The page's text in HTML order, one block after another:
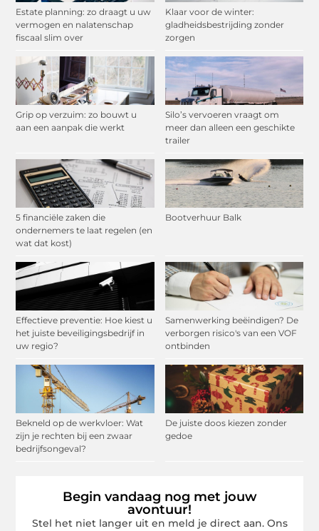
Estate planning: zo draagt u uw
vermogen en nalatenschap
fiscaal slim over
Klaar voor de winter:
gladheidsbestrijding zonder
zorgen
Grip op verzuim: zo bouwt u
aan een aanpak die werkt
Silo’s vervoeren vraagt om
meer dan alleen een geschikte
trailer
5 financiële zaken die
ondernemers te laat regelen (en
wat dat kost)
Bootverhuur Balk
Effectieve preventie: Hoe kiest u
het juiste beveiligingsbedrijf in
uw regio?
Samenwerking beëindigen? De
verborgen risico's van een VOF
ontbinden
Bekneld op de werkvloer: Wat
zijn je rechten bij een zwaar
bedrijfsongeval?
De juiste doos kiezen zonder
gedoe
Begin vandaag nog met jouw
avontuur!
Stel het niet langer uit en meld je direct aan. Ons